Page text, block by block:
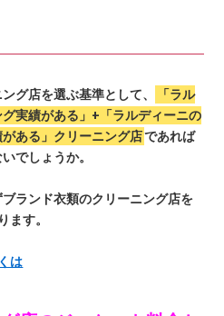
グ店を選ぶ基準として、
「ラル
実績がある」+「ラルディーニの
ある」クリーニング店であれば
でしょうか。
ランド衣類のクリーニング店を
ます。
は